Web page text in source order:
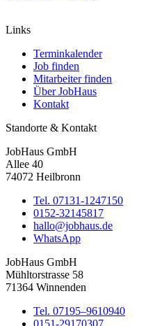
Links
Terminkalender
Job finden
Mitarbeiter finden
Über JobHaus
Kontakt
Standorte & Kontakt
JobHaus GmbH
Allee 40
74072 Heilbronn
Tel. 07131-1247150
0152-32145817
hallo@jobhaus.de
WhatsApp
JobHaus GmbH
Mühltorstrasse 58
71364 Winnenden
Tel. 07195–9610940
0151-29170307